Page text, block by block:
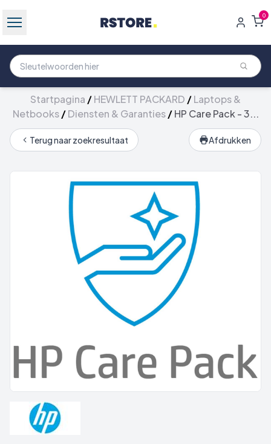
0
Startpagina /HEWLETT PACKARD /Laptops &
Netbooks/Diensten & Garanties/HP Care Pack - 3...
Terug naar zoekresultaat Afdrukken